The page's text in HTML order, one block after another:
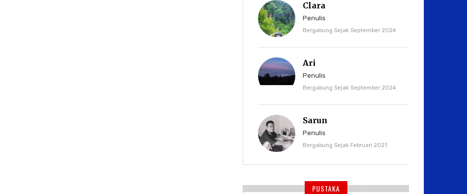
Clara
Penulis
Bergabung Sejak September 2024
Ari
Penulis
Bergabung Sejak September 2024
Sarun
Penulis
Bergabung Sejak Februari 2021
PUSTAKA